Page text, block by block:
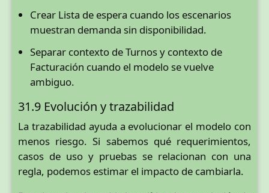
Crear Lista de espera cuando los escenarios
muestran demanda sin disponibilidad.
Separar contexto de Turnos y contexto de
Facturación cuando el modelo se vuelve
ambiguo.
31.9 Evolución y trazabilidad
La trazabilidad ayuda a evolucionar el modelo con
menos riesgo. Si sabemos qué requerimientos,
casos de uso y pruebas se relacionan con una
regla, podemos estimar el impacto de cambiarla.